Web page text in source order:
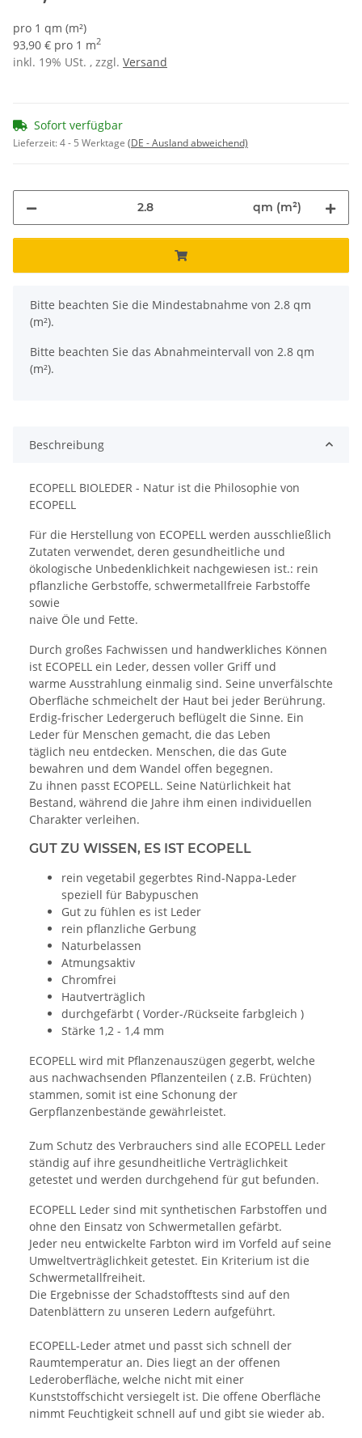
pro 1 qm (m²)
93,90 € pro 1 m2
inkl. 19% USt. , zzgl. Versand
Sofort verfügbar
Lieferzeit:4 - 5 Werktage (DE - Ausland abweichend)
qm (m²)
x
Bitte beachten Sie die Mindestabnahme von 2.8 qm
(m²).
Bitte beachten Sie das Abnahmeintervall von 2.8 qm
(m²).
Beschreibung
ECOPELL BIOLEDER - Natur ist die Philosophie von
ECOPELL
Für die Herstellung von ECOPELL werden ausschließlich
Zutaten verwendet, deren gesundheitliche und
ökologische Unbedenklichkeit nachgewiesen ist.: rein
pflanzliche Gerbstoffe, schwermetallfreie Farbstoffe
sowie
naive Öle und Fette.
Durch großes Fachwissen und handwerkliches Können
ist ECOPELL ein Leder, dessen voller Griff und
warme Ausstrahlung einmalig sind. Seine unverfälschte
Oberfläche schmeichelt der Haut bei jeder Berührung.
Erdig-frischer Ledergeruch beflügelt die Sinne. Ein
Leder für Menschen gemacht, die das Leben
täglich neu entdecken. Menschen, die das Gute
bewahren und dem Wandel offen begegnen.
Zu ihnen passt ECOPELL. Seine Natürlichkeit hat
Bestand, während die Jahre ihm einen individuellen
Charakter verleihen.
GUT ZU WISSEN, ES IST ECOPELL
rein vegetabil gegerbtes Rind-Nappa-Leder
speziell für Babypuschen
Gut zu fühlen es ist Leder
rein pflanzliche Gerbung
Naturbelassen
Atmungsaktiv
Chromfrei
Hautverträglich
durchgefärbt ( Vorder-/Rückseite farbgleich )
Stärke 1,2 - 1,4 mm
ECOPELL wird mit Pflanzenauszügen gegerbt, welche
aus nachwachsenden Pflanzenteilen ( z.B. Früchten)
stammen, somit ist eine Schonung der
Gerpflanzenbestände gewährleistet.
Zum Schutz des Verbrauchers sind alle ECOPELL Leder
ständig auf ihre gesundheitliche Verträglichkeit
getestet und werden durchgehend für gut befunden.
ECOPELL Leder sind mit synthetischen Farbstoffen und
ohne den Einsatz von Schwermetallen gefärbt.
Jeder neu entwickelte Farbton wird im Vorfeld auf seine
Umweltverträglichkeit getestet. Ein Kriterium ist die
Schwermetallfreiheit.
Die Ergebnisse der Schadstofftests sind auf den
Datenblättern zu unseren Ledern aufgeführt.
ECOPELL-Leder atmet und passt sich schnell der
Raumtemperatur an. Dies liegt an der offenen
Lederoberfläche, welche nicht mit einer
Kunststoffschicht versiegelt ist. Die offene Oberfläche
nimmt Feuchtigkeit schnell auf und gibt sie wieder ab.